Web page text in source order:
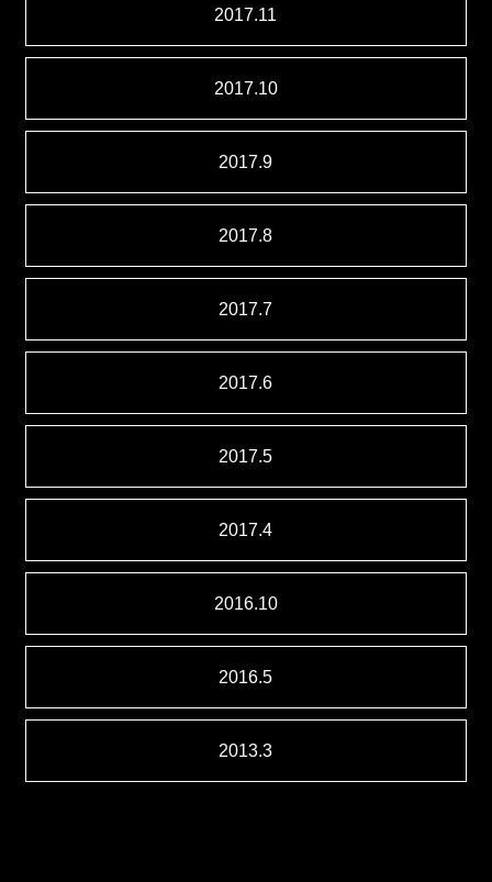
2017.11
2017.10
2017.9
2017.8
2017.7
2017.6
2017.5
2017.4
2016.10
2016.5
2013.3